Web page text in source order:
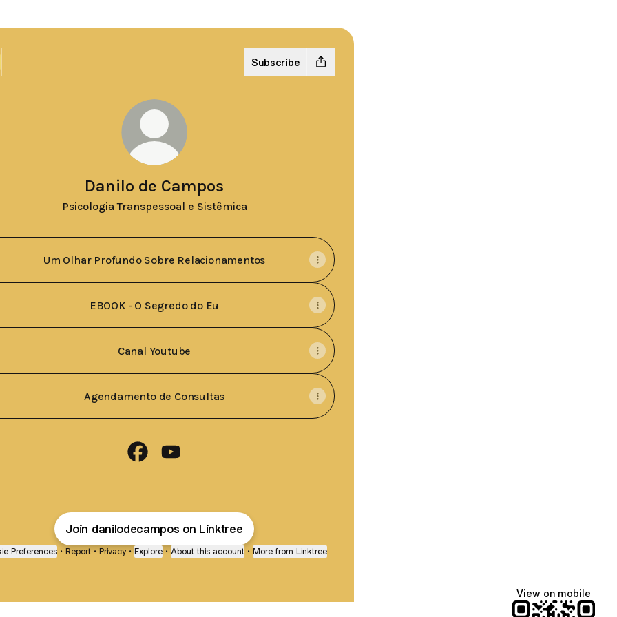
Subscribe
Danilo de Campos
Psicologia Transpessoal e Sistêmica
Um Olhar Profundo Sobre Relacionamentos
EBOOK - O Segredo do Eu
Canal Youtube
Agendamento de Consultas
Join danilodecampos on Linktree
Preferences • Report • Privacy • Explore • About this account • More from Linktree
View on mobile